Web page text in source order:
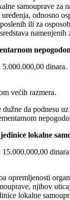
samouprave za
odnosno
ili za
dinara.
većih razmera.
da podnesu
lokalne
dinara.
opremljenosti
njihov
lokalne